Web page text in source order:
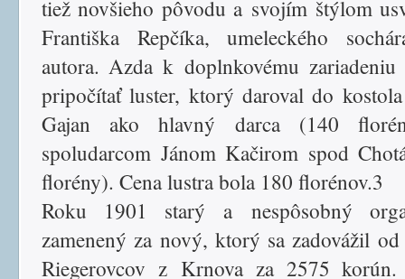
tiež novšieho pôvodu a svojím štýlom
Františka Repčíka, umeleckého
autora. Azda k doplnkovému zariadeniu
pripočítať luster, ktorý daroval do
Gajan ako hlavný darca (140
spoludarcom Jánom Kačirom spod
florény). Cena lustra bola 180 florénov.3
Roku 1901 starý a nespôsobný
zamenený za nový, ktorý sa zadovážil
Riegerovcov z Krnova za 2575